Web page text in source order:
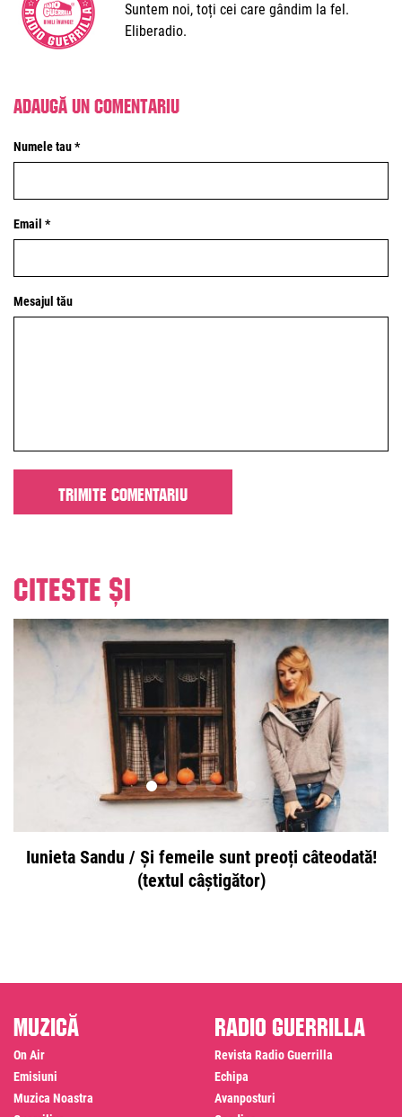
Suntem noi, toți cei care gândim la fel.
Eliberadio.
Adaugă un comentariu
Numele tau *
Email *
Mesajul tău
Citeste și
Iunieta Sandu / Și femeile sunt preoți câteodată!
(textul câștigător)
Muzică
On Air
Emisiuni
Muzica Noastra
Radio Guerrilla
Revista Radio Guerrilla
Echipa
Avanposturi